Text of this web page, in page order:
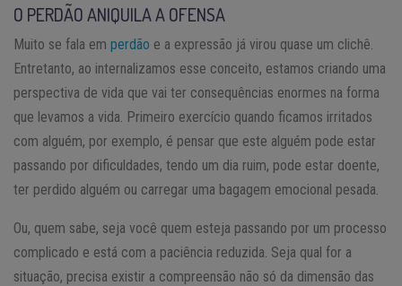
O PERDÃO ANIQUILA A OFENSA
Muito se fala em perdão e a expressão já virou quase um clichê.
Entretanto, ao internalizamos esse conceito, estamos criando uma
perspectiva de vida que vai ter consequências enormes na forma
que levamos a vida. Primeiro exercício quando ficamos irritados
com alguém, por exemplo, é pensar que este alguém pode estar
passando por dificuldades, tendo um dia ruim, pode estar doente,
ter perdido alguém ou carregar uma bagagem emocional pesada.
Ou, quem sabe, seja você quem esteja passando por um processo
complicado e está com a paciência reduzida. Seja qual for a
situação, precisa existir a compreensão não só da dimensão das